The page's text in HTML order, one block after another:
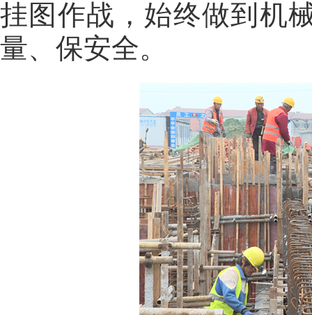
挂图作战，始终做到机
量、保安全。